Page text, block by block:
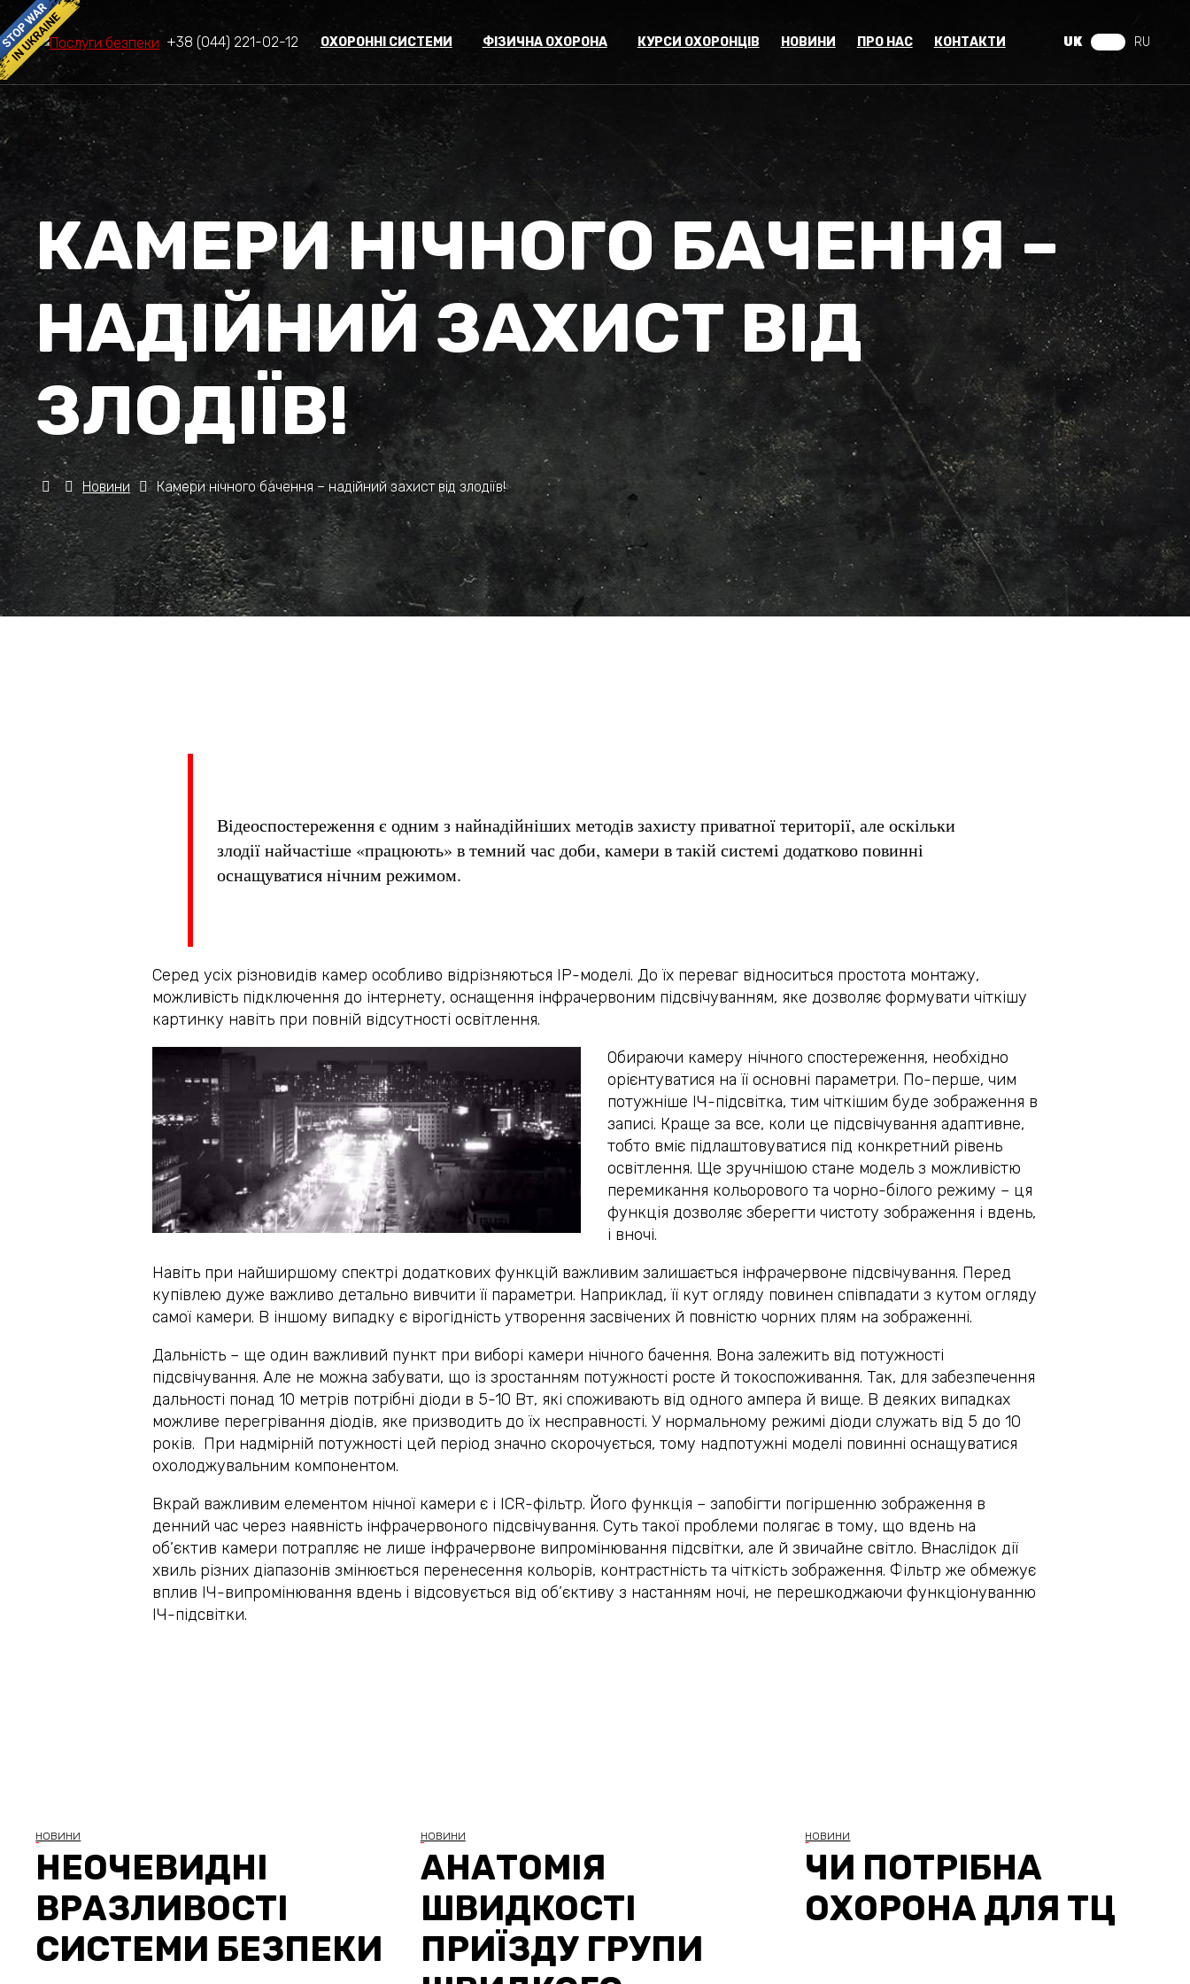
+38 (044) 221-02-12 UK RU
ОХОРОННІ СИСТЕМИ ФІЗИЧНА ОХОРОНА КУРСИ ОХОРОНЦІВ НОВИНИ ПРО НАС КОНТАКТИ
КАМЕРИ НІЧНОГО БАЧЕННЯ –
НАДІЙНИЙ ЗАХИСТ ВІД
ЗЛОДІЇВ!
Новини Камери нічного бачення – надійний захист від злодіїв!
Відеоспостереження є одним з найнадійніших методів захисту приватної території, але оскільки
злодії найчастіше «працюють» в темний час доби, камери в такій системі додатково повинні
оснащуватися нічним режимом.
Серед усіх різновидів камер особливо відрізняються IP-моделі. До їх переваг відноситься простота монтажу,
можливість підключення до інтернету, оснащення інфрачервоним підсвічуванням, яке дозволяє формувати чіткішу
картинку навіть при повній відсутності освітлення.
Обираючи камеру нічного спостереження, необхідно
орієнтуватися на її основні параметри. По-перше, чим
потужніше ІЧ-підсвітка, тим чіткішим буде зображення в
записі. Краще за все, коли це підсвічування адаптивне,
тобто вміє підлаштовуватися під конкретний рівень
освітлення. Ще зручнішою стане модель з можливістю
перемикання кольорового та чорно-білого режиму – ця
функція дозволяє зберегти чистоту зображення і вдень,
і вночі.
Навіть при найширшому спектрі додаткових функцій важливим залишається інфрачервоне підсвічування. Перед
купівлею дуже важливо детально вивчити її параметри. Наприклад, її кут огляду повинен співпадати з кутом огляду
самої камери. В іншому випадку є вірогідність утворення засвічених й повністю чорних плям на зображенні.
Дальність – ще один важливий пункт при виборі камери нічного бачення. Вона залежить від потужності
підсвічування. Але не можна забувати, що із зростанням потужності росте й токоспоживання. Так, для забезпечення
дальності понад 10 метрів потрібні діоди в 5-10 Вт, які споживають від одного ампера й вище. В деяких випадках
можливе перегрівання діодів, яке призводить до їх несправності. У нормальному режимі діоди служать від 5 до 10
років. При надмірній потужності цей період значно скорочується, тому надпотужні моделі повинні оснащуватися
охолоджувальним компонентом.
Вкрай важливим елементом нічної камери є і ICR-фільтр. Його функція – запобігти погіршенню зображення в
денний час через наявність інфрачервоного підсвічування. Суть такої проблеми полягає в тому, що вдень на
об’єктив камери потрапляє не лише інфрачервоне випромінювання підсвітки, але й звичайне світло. Внаслідок дії
хвиль різних діапазонів змінюється перенесення кольорів, контрастність та чіткість зображення. Фільтр же обмежує
вплив ІЧ-випромінювання вдень і відсовується від об’єктиву з настанням ночі, не перешкоджаючи функціонуванню
ІЧ-підсвітки.
НОВИНИ
НЕОЧЕВИДНІ
ВРАЗЛИВОСТІ
СИСТЕМИ БЕЗПЕКИ
НОВИНИ
АНАТОМІЯ
ШВИДКОСТІ
ПРИЇЗДУ ГРУПИ
НОВИНИ
ЧИ ПОТРІБНА
ОХОРОНА ДЛЯ ТЦ